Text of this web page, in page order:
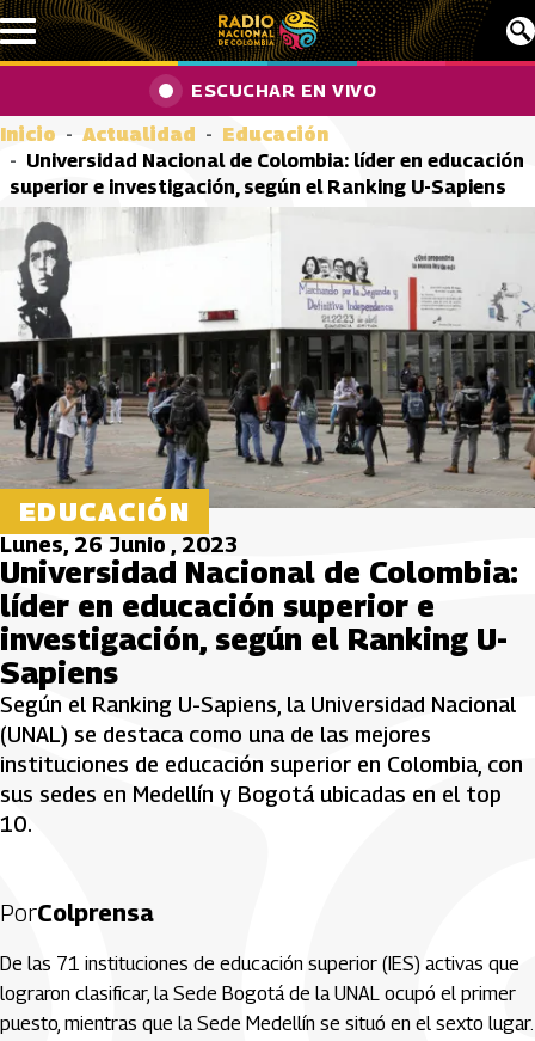
Pasar al contenido principal
ESCUCHAR EN VIVO
Inicio Actualidad
Educación
Universidad Nacional de Colombia: líder en educación
superior e investigación, según el Ranking U-Sapiens
EDUCACIÓN
Lunes, 26 Junio , 2023
Universidad Nacional de Colombia:
líder en educación superior e
investigación, según el Ranking U-
Sapiens
Según el Ranking U-Sapiens, la Universidad Nacional
(UNAL) se destaca como una de las mejores
instituciones de educación superior en Colombia, con
sus sedes en Medellín y Bogotá ubicadas en el top
10.
PorColprensa
De las 71 instituciones de educación superior (IES) activas que
lograron clasificar, la Sede Bogotá de la UNAL ocupó el primer
puesto, mientras que la Sede Medellín se situó en el sexto lugar.